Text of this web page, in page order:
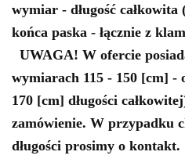
wymiar - długość
końca paska - łącznie z
UWAGA! W ofercie
wymiarach 115 - 150 [cm] -
170 [cm] długości
zamówienie. W przypadku
długości prosimy o kontakt.